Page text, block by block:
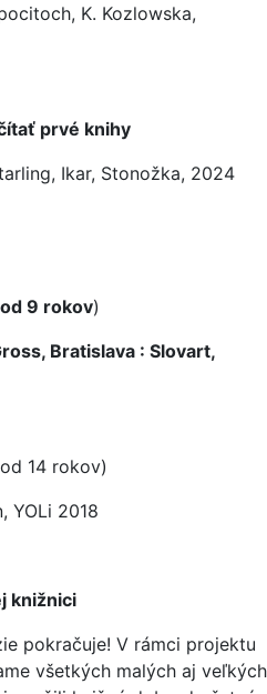
K. Kozlowska,
prvé knihy
Ikar, Stonožka, 2024
9 rokov)
Bratislava : Slovart,
14 rokov)
YOLi 2018
knižnici
pokračuje! V rámci projektu
všetkých malých aj veľkých